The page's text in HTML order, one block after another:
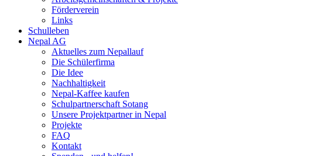
Förderverein
Links
Schulleben
Nepal AG
Aktuelles zum Nepallauf
Die Schülerfirma
Die Idee
Nachhaltigkeit
Nepal-Kaffee kaufen
Schulpartnerschaft Sotang
Unsere Projektpartner in Nepal
Projekte
FAQ
Kontakt